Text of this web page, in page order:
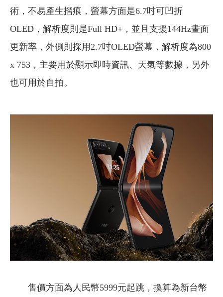
術，不易產生摺痕，螢幕方面是6.7吋可凹折
OLED，解析度則是Full HD+，並且支援144Hz畫面
更新率，外側則採用2.7吋OLED螢幕，解析度為800
x 753，主要用於顯示即時資訊、天氣等數據，另外
也可用於自拍。
售價方面為人民幣5999元起跳，換算為新台幣